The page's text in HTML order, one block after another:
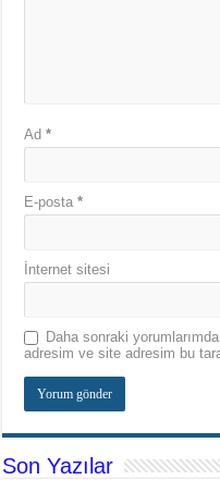
Ad*
E-posta*
İnternet sitesi
Daha sonraki
adresim ve site adresim bu
Son Yazılar